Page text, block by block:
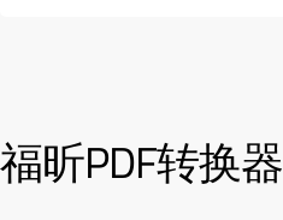
福昕PDF转换器